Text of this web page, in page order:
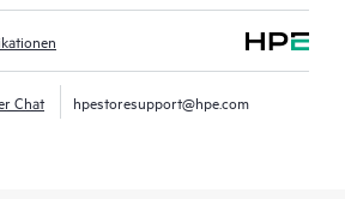
Chat hpestoresupport@hpe.com